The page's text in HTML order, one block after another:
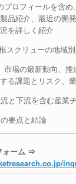
ロフィールを含め
品紹介、最近の開
を詳しく紹介
スクリューの地域
市場の最新動向、
る課題とリスク、
と下流を含む産業
要点と結論
ォーム ⇒